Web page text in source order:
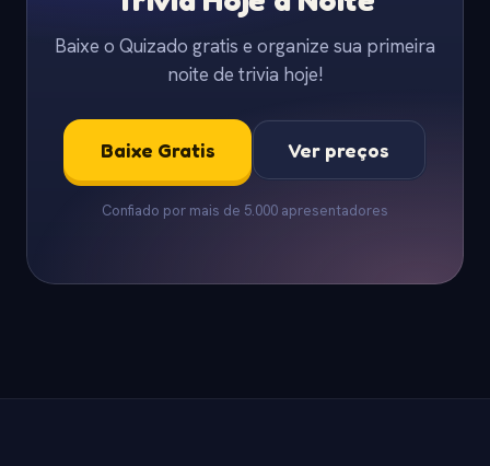
Baixe o Quizado gratis e organize sua primeira
noite de trivia hoje!
Baixe Gratis Ver preços
Confiado por mais de 5.000 apresentadores